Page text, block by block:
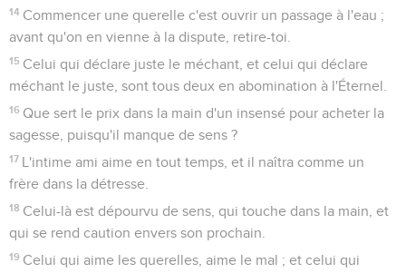
14 Commencer une querelle c'est ouvrir un passage à l'eau ;
avant qu'on en vienne à la dispute, retire-toi.
15 Celui qui déclare juste le méchant, et celui qui déclare
méchant le juste, sont tous deux en abomination à l'Éternel.
16 Que sert le prix dans la main d'un insensé pour acheter la
sagesse, puisqu'il manque de sens ?
17 L'intime ami aime en tout temps, et il naîtra comme un
frère dans la détresse.
18 Celui-là est dépourvu de sens, qui touche dans la main, et
qui se rend caution envers son prochain.
19 Celui qui aime les querelles, aime le mal ; et celui qui